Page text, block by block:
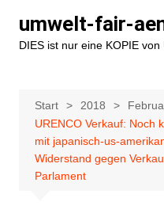
Inhalt
springen
umwelt-fair-
DIES ist nur eine KOPIE
Start 2018
URENCO Verkauf: Noch
mit japanisch-us-
Widerstand gegen
Parlament